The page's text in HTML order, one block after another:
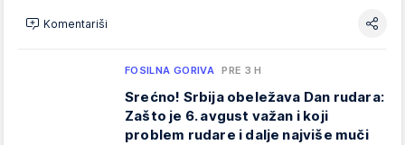
Komentariši
FOSILNA GORIVA PRE 3 H
Srećno! Srbija obeležava Dan rudara:
Zašto je 6. avgust važan i koji
problem rudare i dalje najviše muči